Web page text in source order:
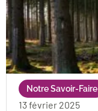
Notre Savoir-Faire
13 février 2025